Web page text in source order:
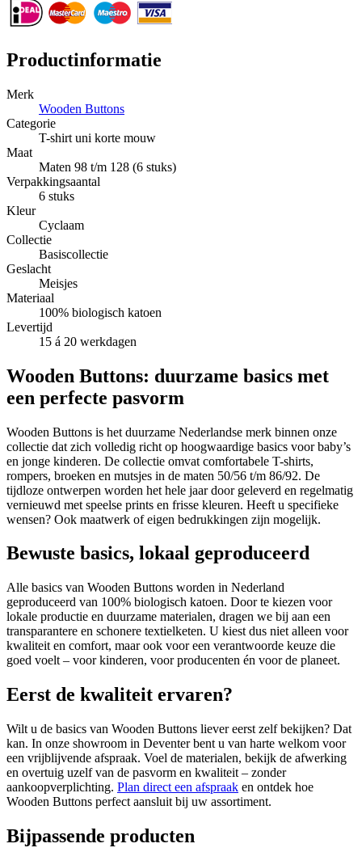
Productinformatie
Merk
Wooden Buttons
Categorie
T-shirt uni korte mouw
Maat
Maten 98 t/m 128 (6 stuks)
Verpakkingsaantal
6 stuks
Kleur
Cyclaam
Collectie
Basiscollectie
Geslacht
Meisjes
Materiaal
100% biologisch katoen
Levertijd
15 á 20 werkdagen
Wooden Buttons: duurzame basics met
een perfecte pasvorm
Wooden Buttons is het duurzame Nederlandse merk binnen onze
collectie dat zich volledig richt op hoogwaardige basics voor baby’s
en jonge kinderen. De collectie omvat comfortabele T-shirts,
rompers, broeken en mutsjes in de maten 50/56 t/m 86/92. De
tijdloze ontwerpen worden het hele jaar door geleverd en regelmatig
vernieuwd met speelse prints en frisse kleuren. Heeft u specifieke
wensen? Ook maatwerk of eigen bedrukkingen zijn mogelijk.
Bewuste basics, lokaal geproduceerd
Alle basics van Wooden Buttons worden in Nederland
geproduceerd van 100% biologisch katoen. Door te kiezen voor
lokale productie en duurzame materialen, dragen we bij aan een
transparantere en schonere textielketen. U kiest dus niet alleen voor
kwaliteit en comfort, maar ook voor een verantwoorde keuze die
goed voelt – voor kinderen, voor producenten én voor de planeet.
Eerst de kwaliteit ervaren?
Wilt u de basics van Wooden Buttons liever eerst zelf bekijken? Dat
kan. In onze showroom in Deventer bent u van harte welkom voor
een vrijblijvende afspraak. Voel de materialen, bekijk de afwerking
en overtuig uzelf van de pasvorm en kwaliteit – zonder
aankoopverplichting. Plan direct een afspraak en ontdek hoe
Wooden Buttons perfect aansluit bij uw assortiment.
Bijpassende producten